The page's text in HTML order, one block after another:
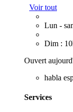
Voir tout
Lun -
Dim :
Ouvert
habla
Services